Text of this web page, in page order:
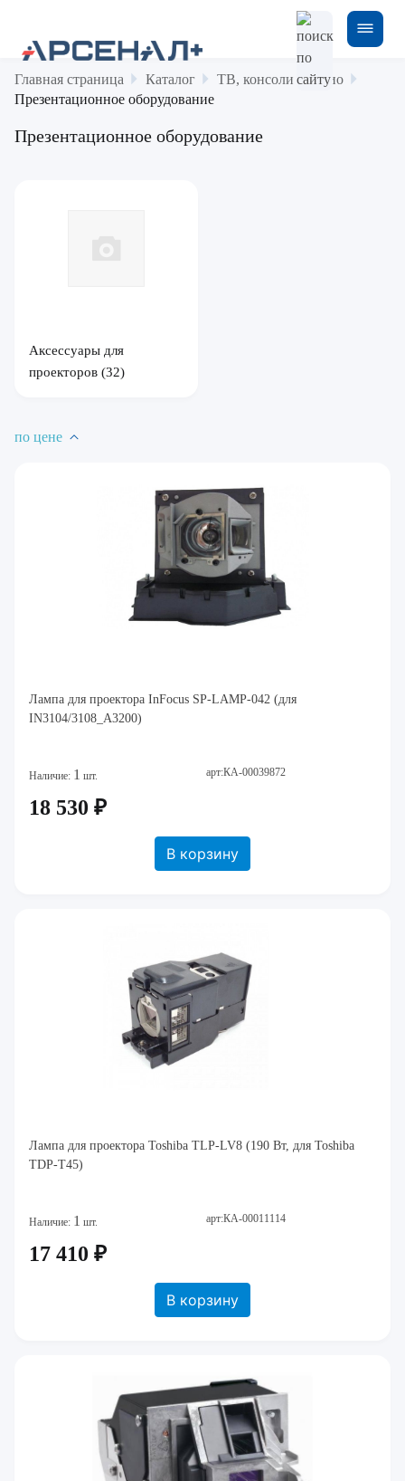
Главная страница Каталог
ТВ, консоли и аудио
Презентационное оборудование
Презентационное оборудование
Аксессуары для
проекторов (32)
по цене
Лампа для проектора InFocus SP-LAMP-042 (для
IN3104/3108_A3200)
Наличие: 1 шт. арт:КА-00039872
18 530 ₽
В корзину
Лампа для проектора Toshiba TLP-LV8 (190 Вт, для Toshiba
TDP-T45)
Наличие: 1 шт. арт:КА-00011114
17 410 ₽
В корзину